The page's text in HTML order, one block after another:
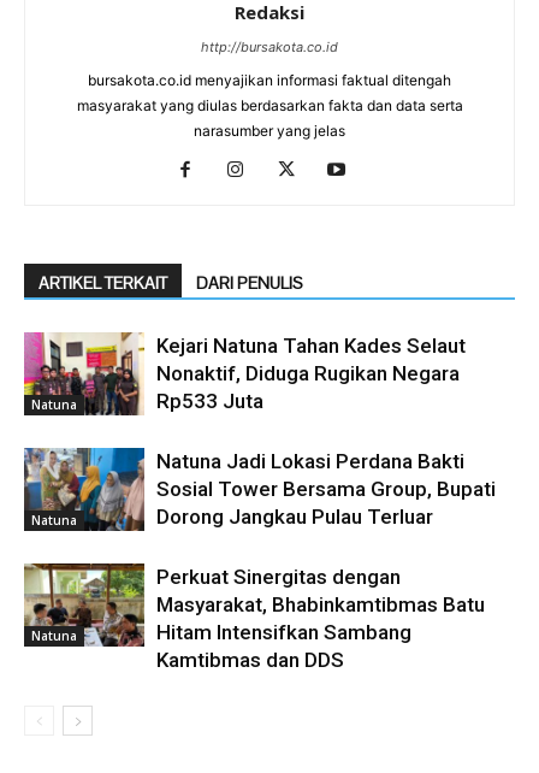
Redaksi
http://bursakota.co.id
bursakota.co.id menyajikan informasi faktual ditengah
masyarakat yang diulas berdasarkan fakta dan data serta
narasumber yang jelas
ARTIKEL TERKAIT DARI PENULIS
Natuna
Kejari Natuna Tahan Kades Selaut
Nonaktif, Diduga Rugikan Negara
Rp533 Juta
Natuna
Natuna Jadi Lokasi Perdana Bakti
Sosial Tower Bersama Group, Bupati
Dorong Jangkau Pulau Terluar
Natuna
Perkuat Sinergitas dengan
Masyarakat, Bhabinkamtibmas Batu
Hitam Intensifkan Sambang
Kamtibmas dan DDS